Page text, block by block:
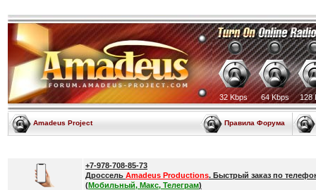
32 Kbps 64 Kbps 128
Amadeus Project Правила Форума
+7-978-708-85-73
Дроссель Amadeus Productions. Быстрый заказ по
(Мобильный, Макс, Телеграм)